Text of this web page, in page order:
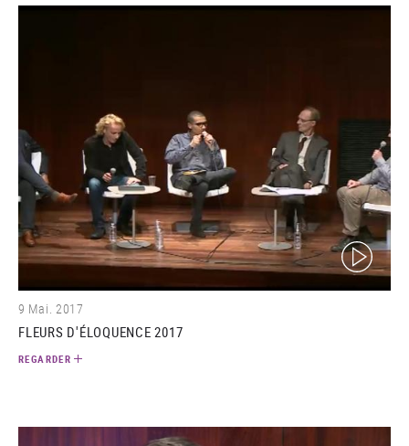
(video)
9 Mai. 2017
FLEURS D'ÉLOQUENCE 2017
REGARDER